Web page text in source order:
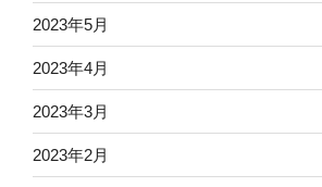
2023年5月
2023年4月
2023年3月
2023年2月